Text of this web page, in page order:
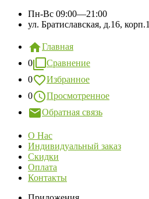
Пн-Вс 09:00—21:00
ул. Братиславская, д.16, корп.1
Главная
0
Сравнение
0
Избранное
0
Просмотренное
Обратная связь
О Нас
Индивидуальный заказ
Скидки
Оплата
Контакты